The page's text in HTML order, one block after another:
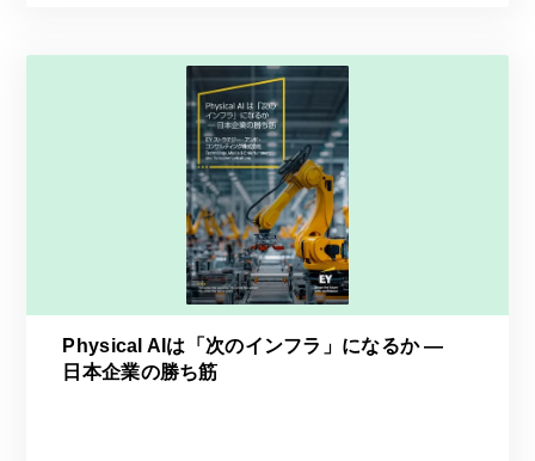
Physical AIは「次のインフラ」になるか ―
日本企業の勝ち筋